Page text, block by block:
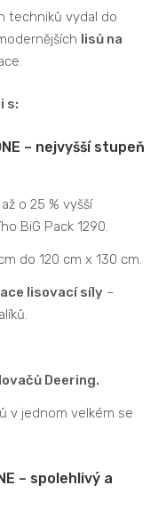
techniků vydal do
lisů na
s:
– nejvyšší stupeň
o 25 % vyšší
BiG Pack 1290.
do 120 cm x 130 cm.
lisovací síly –
Deering.
v jednom velkém se
– spolehlivý a